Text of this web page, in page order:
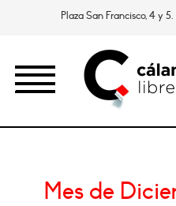
Plaza San Francisco, 4 y
Mes de